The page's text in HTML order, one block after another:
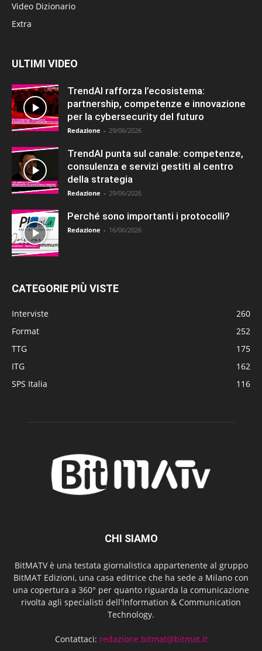
Video Dizionario
Extra
ULTIMI VIDEO
TrendAI rafforza l’ecosistema:
partnership, competenze e innovazione
per la cybersecurity del futuro
Redazione - 29/06/2026
TrendAI punta sul canale: competenze,
consulenza e servizi gestiti al centro
della strategia
Redazione - 29/06/2026
Perché sono importanti i protocolli?
Redazione - 16/06/2026
CATEGORIE PIÙ VISTE
Interviste
260
Format
252
TTG
175
ITG
162
SPS Italia
116
CHI SIAMO
BitMATV è una testata giornalistica appartenente al gruppo
BitMAT Edizioni, una casa editrice che ha sede a Milano con
una copertura a 360° per quanto riguarda la comunicazione
rivolta agli specialisti dell'lnformation & Communication
Technology.
Contattaci: redazione.bitmat@bitmat.it